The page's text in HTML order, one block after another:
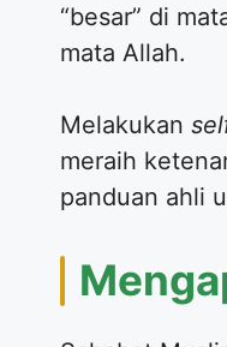
“besar” di
mata Allah.
Melakukan
meraih
panduan ahli